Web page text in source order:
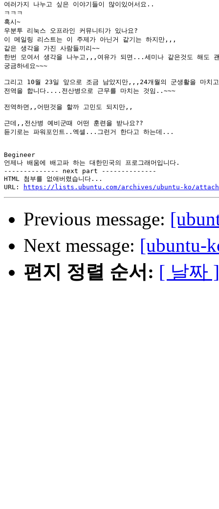
여러가지 나누고 싶은 이야기들이 많이있어서요..
ㅋㅋㅋ
혹시~
우분투 리눅스 오프라인 커뮤니티가 있나요?
이 메일링 리스트는 이 주제가 아닌거 같기는 하지만,,,
같은 생각을 가진 사람들끼리~~
한번 모여서 생각을 나누고,,,여유가 되면...세미나 같은것도 해도
궁금하네요~~~
그리고 10월 23일 앞으로 조금 남았지만,,,24개월의 군생활을 마치고
전역을 합니다....전산병으로 근무를 마치는 것임..~~~
전역하면,,어떤것을 할까 고민도 되지만,,
근데,,전산병 예비군때 어떤 훈련을 받나요??
듣기로는 파워포인트..엑셀...그런거 한다고 하는데...
Begineer
언제나 배움에 배고파 하는 대한민국의 프로그래머입니다.
-------------- next part --------------
HTML 첨부를 없애버렸습니다...
URL:
https://lists.ubuntu.com/archives/ubuntu-ko/
Previous message:
Next message: [ubuntu-
편지 정렬 순서: [ 날짜 ]